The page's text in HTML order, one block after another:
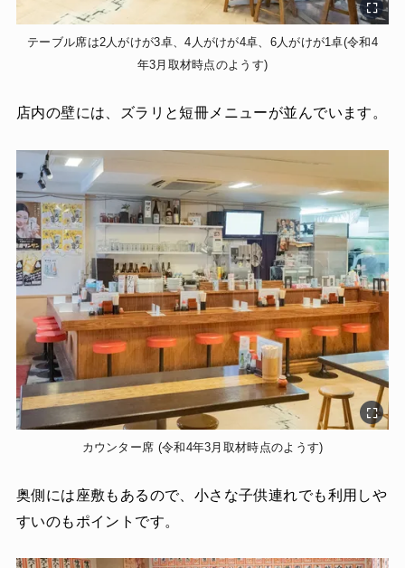
テーブル席は2人がけが3卓、4人がけが4卓、6人がけが1卓(令和4
年3月取材時点のようす)
店内の壁には、ズラリと短冊メニューが並んでいます。
カウンター席 (令和4年3月取材時点のようす)
奥側には座敷もあるので、小さな子供連れでも利用しや
すいのもポイントです。